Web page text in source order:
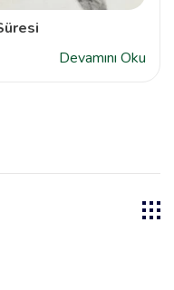
Devamını Oku